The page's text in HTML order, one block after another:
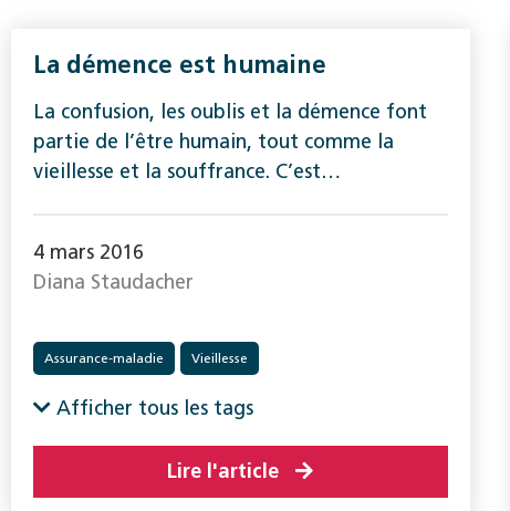
La démence est humaine
La confusion, les oublis et la démence font
partie de l’être humain, tout comme la
vieillesse et la souffrance. C’est…
4 mars 2016
Diana Staudacher
Assurance-maladie Vieillesse
Afficher tous les tags
Lire l'article